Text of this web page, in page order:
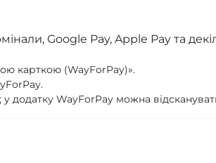
Google Pay, Apple Pay та
карткою (WayForPay)».
додатку WayForPay можна